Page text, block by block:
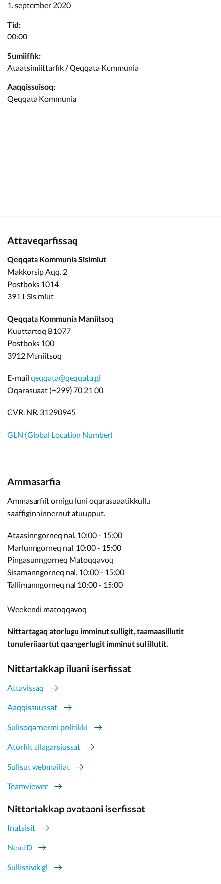
Kommunimi pilersaarut
Kommune pillugu
1. september 2020
Tid:
00:00
Sumiiffik:
Ataatsimiittarfik / Qeqqata Kommunia
Aaqqissuisoq:
Qeqqata Kommunia
Attaveqarfissaq
Qeqqata Kommunia Sisimiut
Makkorsip Aqq. 2
Postboks 1014
3911 Sisimiut
Qeqqata Kommunia Maniitsoq
Kuuttartoq B1077
Postboks 100
3912 Maniitsoq
E-mail qeqqata@qeqqata.gl
Oqarasuaat (+299) 70 21 00
CVR. NR. 31290945
GLN (Global Location Number)
Ammasarfia
Ammasarfiit ornigulluni oqarasuaatikkullu
saaffiginninnernut atuupput.
Ataasinngorneq nal. 10:00 - 15:00
Marlunngorneq nal. 10:00 - 15:00
Pingasunngorneq Matoqqavoq
Sisamanngorneq nal. 10:00 - 15:00
Tallimanngorneq nal 10:00 - 15:00
Weekendi matoqqavoq
Nittartagaq atorlugu imminut sulligit, taamaasillutit
tunuleriiaartut qaangerlugit imminut sullillutit.
Nittartakkap iluani iserfissat
Attavissaq
Aaqqissuussat
Sulisoqarnermi politikki
Atorfiit allagarsiussat
Sulisut webmailiat
Teamviewer
Nittartakkap avataani iserfissat
Inatsisit
NemID
Sullissivik.gl